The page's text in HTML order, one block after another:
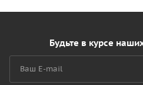
Будьте в курсе